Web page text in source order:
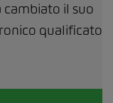
il suo
qualificato